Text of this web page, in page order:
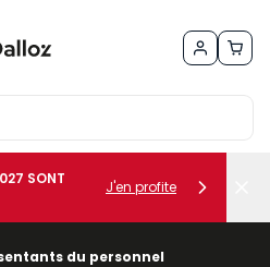
SONT
J'en profite
du personnel